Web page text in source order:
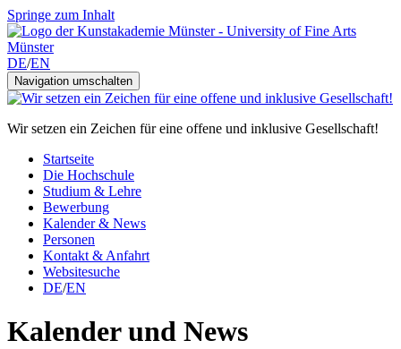
Springe zum Inhalt
DE/EN
Navigation umschalten
Wir setzen ein Zeichen für eine offene und inklusive Gesellschaft!
Startseite
Die Hochschule
Studium & Lehre
Bewerbung
Kalender & News
Personen
Kontakt & Anfahrt
Websitesuche
DE/EN
Kalender und News